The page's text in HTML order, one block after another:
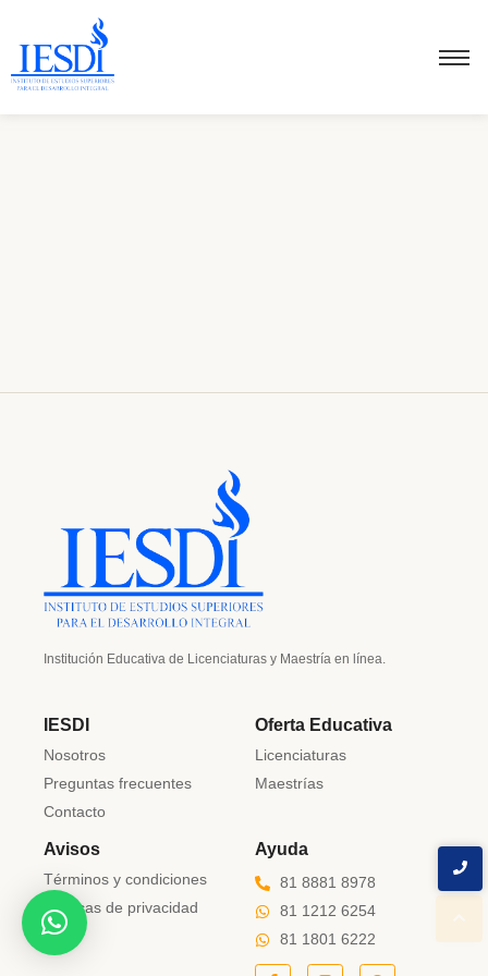
Institución Educativa de Licenciaturas y Maestría en línea.
IESDI
Nosotros
Preguntas frecuentes
Contacto
Oferta Educativa
Licenciaturas
Maestrías
Avisos
Términos y condiciones
Políticas de privacidad
Ayuda
81 8881 8978
81 1212 6254
81 1801 6222